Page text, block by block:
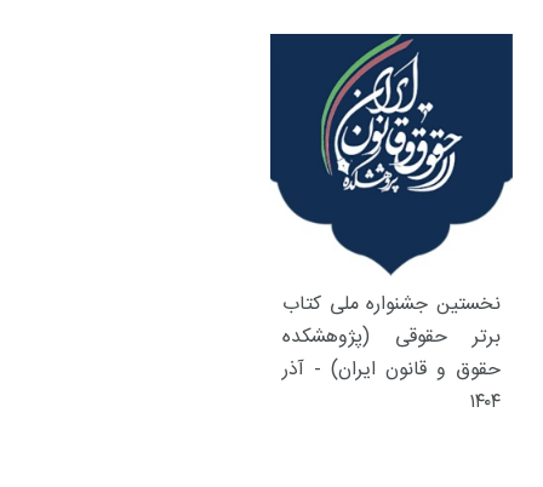
نخستین جشنواره ملی کتاب
برتر حقوقی (پژوهشکده
حقوق و قانون ایران) - آذر
۱۴۰۴